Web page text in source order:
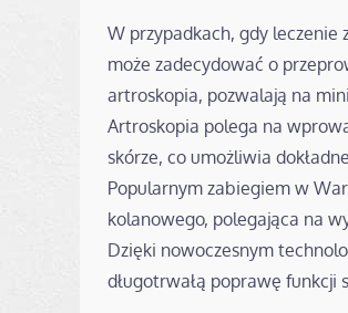
W przypadkach, gdy
może zadecydować o
artroskopia, pozwalają na
Artroskopia polega na
skórze, co umożliwia
Popularnym zabiegiem w
kolanowego, polegająca na
Dzięki nowoczesnym
długotrwałą poprawę funkcji